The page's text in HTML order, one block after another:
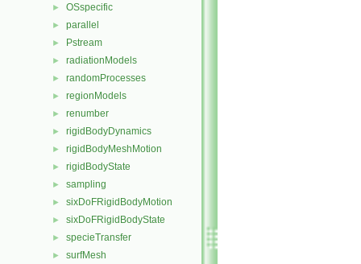
► OSspecific
► parallel
► Pstream
► radiationModels
► randomProcesses
► regionModels
► renumber
► rigidBodyDynamics
► rigidBodyMeshMotion
► rigidBodyState
► sampling
► sixDoFRigidBodyMotion
► sixDoFRigidBodyState
► specieTransfer
► surfMesh